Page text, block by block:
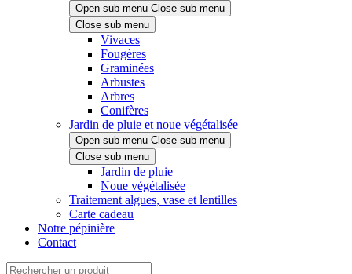
Open sub menu Close sub menu
Close sub menu
Vivaces
Fougères
Graminées
Arbustes
Arbres
Conifères
Jardin de pluie et noue végétalisée
Open sub menu Close sub menu
Close sub menu
Jardin de pluie
Noue végétalisée
Traitement algues, vase et lentilles
Carte cadeau
Notre pépinière
Contact